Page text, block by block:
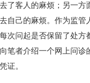
了客人的麻烦；另一方
自己的麻烦。作为监管
次问起是否保留了处方
笔者介绍一个网上问诊
证。